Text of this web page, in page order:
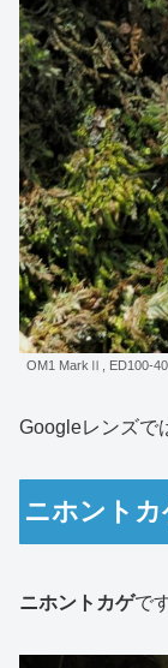
OM1 MarkⅡ, ED100-
Googleレンズで
ニホント
ニホントカゲで